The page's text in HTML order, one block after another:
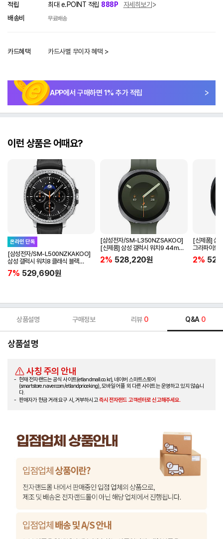
적립 최대 e.POINT 적립 888P
자세히보기
배송비
무료배송
카드혜택 카드사별 무이자 혜택 >
APP에서 구매하면 1% 추가 적립
이런 상품은 어때요?
온라인 단독
[삼성전자/SM-L500NZKAKOO]
삼성 갤럭시 워치8 클래식 블랙
(블루투스)
7% 529,690원
[삼성전자/SM-L350NZSAKOO]
[신제품] 삼성 갤럭시 워치9 44mm
실버
2% 528,220원
[신제품] 삼
그라파이트
2%
상품설명 구매정보 리뷰 0 Q&A 0
상품설명
사칭 주의 안내
현재 전자랜드는 공식 사이트(etlandmall.co.kr), 네이버 스마트스토어
(smartstore.naver.com/etlandpriceking), 모바일 어플 외 다른 사이트는 운영하고 있지 않습니
다.
판매자가 현금 거래 요구 시, 거부하시고즉시 전자랜드 고객센터로 신고해주세요.